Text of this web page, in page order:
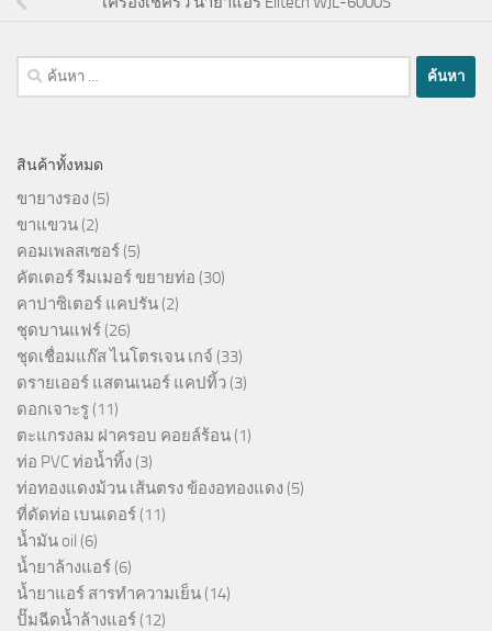
ค้นหา
สำหรับ:
สินค้าทั้งหมด
ขายางรอง (5)
ขาแขวน (2)
คอมเพลสเซอร์ (5)
คัตเตอร์ รีมเมอร์ ขยายท่อ (30)
คาปาซิเตอร์ แคปรัน (2)
ชุดบานแฟร์ (26)
ชุดเชื่อมแก๊ส ไนโตรเจน เกจ์ (33)
ดรายเออร์ แสตนเนอร์ แคปทิ้ว (3)
ดอกเจาะรู (11)
ตะแกรงลม ฝาครอบ คอยล์ร้อน (1)
ท่อ PVC ท่อน้ำทิ้ง (3)
ท่อทองแดงม้วน เส้นตรง ข้องอทองแดง (5)
ที่ดัดท่อ เบนเดอร์ (11)
น้ำมัน oil (6)
น้ำยาล้างแอร์ (6)
น้ำยาแอร์ สารทำความเย็น (14)
ปั๊มฉีดน้ำล้างแอร์ (12)